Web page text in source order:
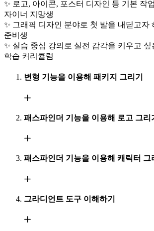
✨ 로고, 아이콘, 포스터 디자인 등 기본 작
자이너 지망생
✨ 그래픽 디자인 분야로 첫 발을 내딛고자
준비생
✨ 실습 중심 강의로 실전 감각을 키우고 싶
학습 커리큘럼
변형 기능을 이용해 패키지 그리기
패스파인더 기능을 이용해 로고 그리
패스파인더 기능을 이용해 캐릭터 그
그라디언트 도구 이해하기